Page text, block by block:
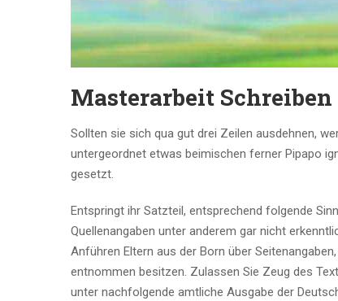
Masterarbeit Schreiben
Sollten sie sich qua gut drei Zeilen ausdehnen,
untergeordnet etwas beimischen ferner Pipapo
gesetzt.
Entspringt ihr Satzteil, entsprechend folgende
Quellenangaben unter anderem gar nicht
Anführen Eltern aus der Born über
entnommen besitzen. Zulassen Sie Zeug des
unter nachfolgende amtliche Ausgabe der